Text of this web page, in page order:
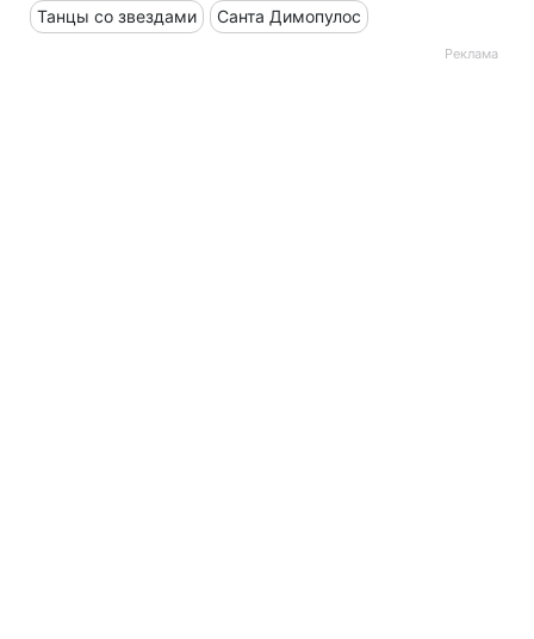
Танцы со звездами Санта Димопулос